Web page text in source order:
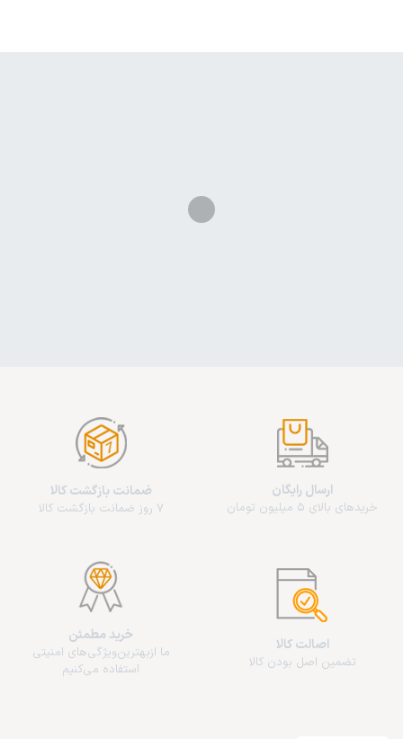
ارسال رایگان
خریدهای بالای 5 میلیون تومان
ضمانت بازگشت کالا
7 روز ضمانت بازگشت کالا
اصالت کالا
تضمین اصل بودن کالا
خرید مطمئن
ما از‌بهترین‌ویژگی‌های امنیتی
استفاده می‌کنیم